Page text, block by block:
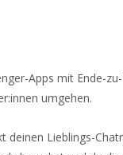
Apps mit Ende-
umgehen.
deinen Lieblings-